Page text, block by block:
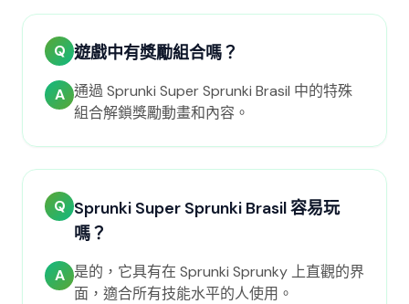
Q 遊戲中有獎勵組合嗎？
A 通過 Sprunki Super Sprunki Brasil 中的特殊
組合解鎖獎勵動畫和內容。
Q Sprunki Super Sprunki Brasil 容易玩
嗎？
A 是的，它具有在 Sprunki Sprunky 上直觀的界
面，適合所有技能水平的人使用。